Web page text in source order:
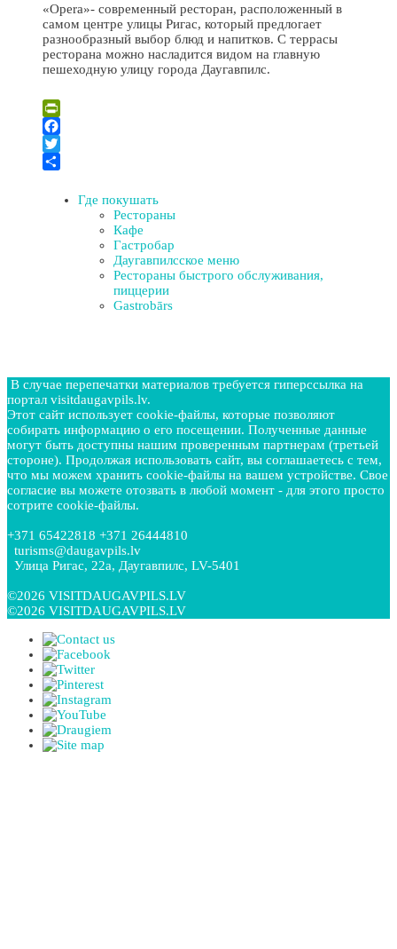
«Opera»- современный ресторан, расположенный в
самом центре улицы Ригас, который предлогает
разнообразный выбор блюд и напитков. С террасы
ресторана можно насладится видом на главную
пешеходную улицу города Даугавпилс.
PrintFriendly
Facebook
Twitter
Где покушать
Рестораны
Кафе
Гастробар
Даугавпилсское меню
Рестораны быстрого обслуживания,
пиццерии
Gastrobārs
В случае перепечатки материалов требуется гиперссылка на
портал visitdaugavpils.lv.
Этот сайт использует cookie-файлы, которые позволяют
собирать информацию о его посещении. Полученные данные
могут быть доступны нашим проверенным партнерам (третьей
стороне). Продолжая использовать сайт, вы соглашаетесь с тем,
что мы можем хранить cookie-файлы на вашем устройстве. Свое
согласие вы можете отозвать в любой момент - для этого просто
сотрите cookie-файлы.
+371 65422818 +371 26444810
turisms@daugavpils.lv
Улица Ригас, 22a, Даугавпилс, LV-5401
©2026 VISITDAUGAVPILS.LV
©2026 VISITDAUGAVPILS.LV